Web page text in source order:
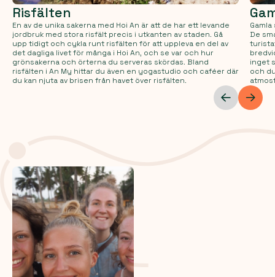
Risfälten
En av de unika sakerna med Hoi An är att de har ett levande
jordbruk med stora risfält precis i utkanten av staden. Gå
upp tidigt och cykla runt risfälten för att uppleva en del av
det dagliga livet för många i Hoi An, och se var och hur
grönsakerna och örterna du serveras skördas. Bland
risfälten i An My hittar du även en yogastudio och caféer där
du kan njuta av brisen från havet över risfälten.
De
inget
och